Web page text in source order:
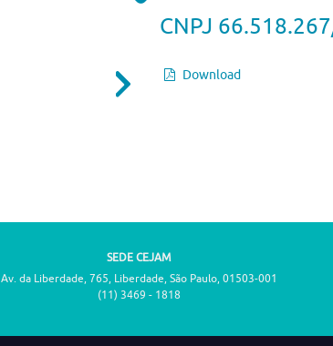
CNPJ
Download
SEDE CEJAM
Av. da Liberdade, 765, Liberdade, São Paulo, 01503-001
(11) 3469 - 1818